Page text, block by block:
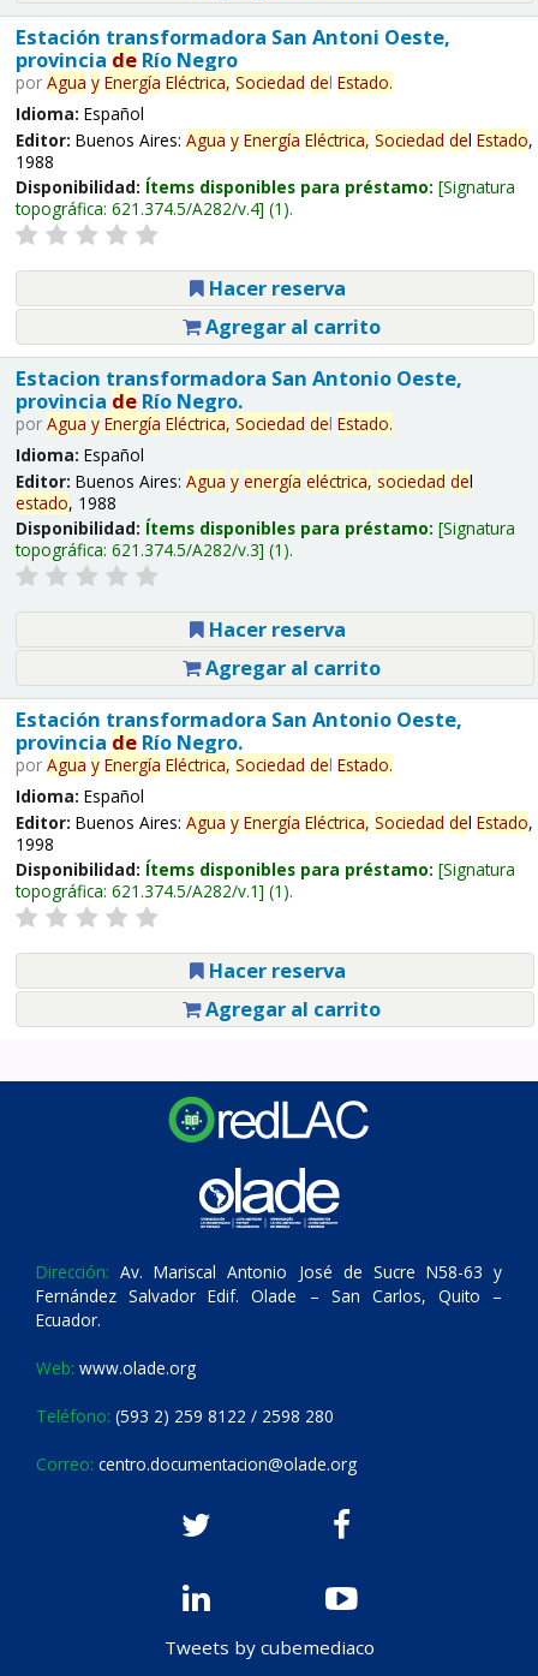
Estación transformadora San Antoni Oeste,
provincia deRío Negro
por Agua y Energía Eléctrica, Sociedad del Estado.
Idioma: Español
Editor: Buenos Aires: Agua y Energía Eléctrica, Sociedad del Estado,
1988
Disponibilidad: Ítems disponibles para préstamo: Signatura
topográfica: 621.374.5/A282/v.4 (1).
Hacer reserva
Agregar al carrito
Estacion transformadora San Antonio Oeste,
provincia deRío Negro.
por Agua y Energía Eléctrica, Sociedad del Estado.
Idioma: Español
Editor: Buenos Aires: Agua y energía eléctrica, sociedad del
estado, 1988
Disponibilidad: Ítems disponibles para préstamo: Signatura
topográfica: 621.374.5/A282/v.3 (1).
Hacer reserva
Agregar al carrito
Estación transformadora San Antonio Oeste,
provincia deRío Negro.
por Agua y Energía Eléctrica, Sociedad del Estado.
Idioma: Español
Editor: Buenos Aires: Agua y Energía Eléctrica, Sociedad del Estado,
1998
Disponibilidad: Ítems disponibles para préstamo: Signatura
topográfica: 621.374.5/A282/v.1 (1).
Hacer reserva
Agregar al carrito
Dirección: Av. Mariscal Antonio José de Sucre N58-63 y
Fernández Salvador Edif. Olade – San Carlos, Quito –
Ecuador.
Web: www.olade.org
Teléfono: (593 2) 259 8122 / 2598 280
Correo: centro.documentacion@olade.org
Tweets by cubemediaco